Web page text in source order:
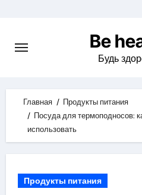
content
Be
Будь
Главная
Продукты питания
Посуда для термоподносов:
использовать
Продукты питания